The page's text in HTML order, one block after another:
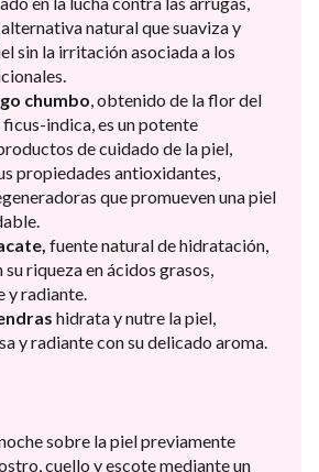
natural que suaviza y
sin la irritación asociada a los
chumbo , obtenido de la flor del
indica, es un potente
de cuidado de la piel,
propiedades antioxidantes,
que promueven una piel
fuente natural de hidratación,
riqueza en ácidos grasos,
y radiante.
hidrata y nutre la piel,
y radiante con su delicado aroma.
sobre la piel previamente
cuello y escote mediante un